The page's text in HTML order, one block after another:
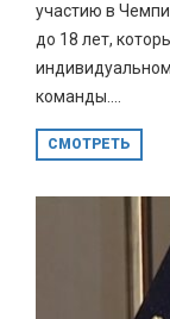
участию в
до 18 лет,
команды....
СМОТРЕТЬ